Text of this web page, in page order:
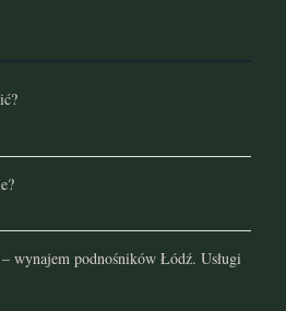
wynajem podnośników Łódź. Usługi